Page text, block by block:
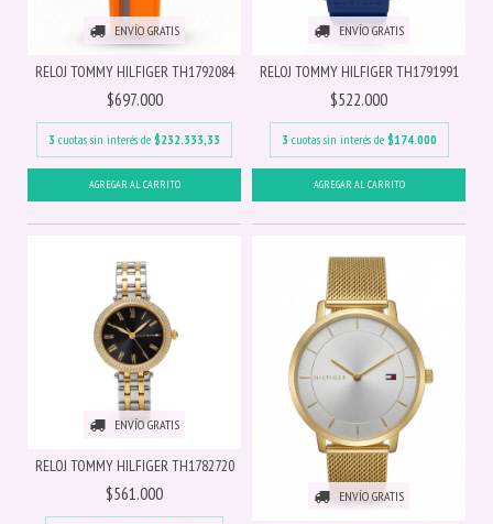
ENVÍO GRATIS
RELOJ TOMMY HILFIGER TH1792084
$697.000
3 cuotas sin interés de $232.333,33
ENVÍO GRATIS
RELOJ TOMMY HILFIGER TH1791991
$522.000
3 cuotas sin interés de $174.000
ENVÍO GRATIS
RELOJ TOMMY HILFIGER TH1782720
$561.000 ENVÍO GRATIS